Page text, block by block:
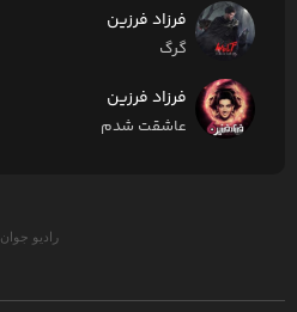
فرزاد فرزین
گرگ
فرزاد فرزین
عاشقت شدم
رادیو جوان